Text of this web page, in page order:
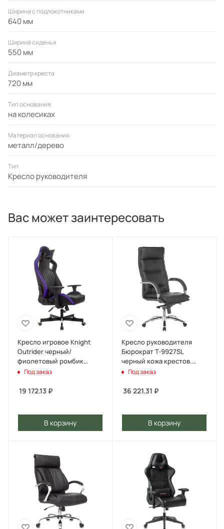
Ширина с подлокотниками
640 мм
Ширина сиденья
550 мм
Диаметр креста
720 мм
Тип основания
на колесиках
Материал основания
металл/дерево
Тип
Кресло руководителя
Вас может заинтересовать
Кресло игровое Knight
Outrider черный/
фиолетовый ромбик
экокожа с подголов.
Под заказ
19 172.13 ₽
В корзину
Кресло руководителя
Бюрократ T-9927SL
черный кожа крестов.
металл хром
Под заказ
36 221.31 ₽
В корзину